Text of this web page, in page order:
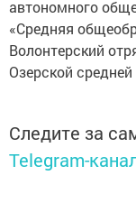
автономного
«Средняя
Волонтерский
Озерской
Следите за
Telegram-